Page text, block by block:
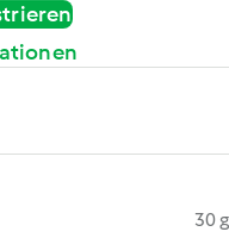
30 g